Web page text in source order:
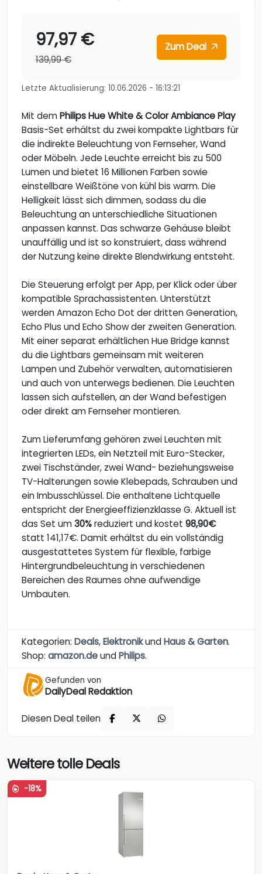
97,97 €
139,99 €
Zum Deal
Letzte Aktualisierung: 10.06.2026 - 16:13:21
Mit demPhilips Hue White & Color Ambiance Play
Basis-Set erhältst du zwei kompakte Lightbars für
die indirekte Beleuchtung von Fernseher, Wand
oder Möbeln. Jede Leuchte erreicht bis zu 500
Lumen und bietet 16 Millionen Farben sowie
einstellbare Weißtöne von kühl bis warm. Die
Helligkeit lässt sich dimmen, sodass du die
Beleuchtung an unterschiedliche Situationen
anpassen kannst. Das schwarze Gehäuse bleibt
unauffällig und ist so konstruiert, dass während
der Nutzung keine direkte Blendwirkung entsteht.
Die Steuerung erfolgt per App, per Klick oder über
kompatible Sprachassistenten. Unterstützt
werden Amazon Echo Dot der dritten Generation,
Echo Plus und Echo Show der zweiten Generation.
Mit einer separat erhältlichen Hue Bridge kannst
du die Lightbars gemeinsam mit weiteren
Lampen und Zubehör verwalten, automatisieren
und auch von unterwegs bedienen. Die Leuchten
lassen sich aufstellen, an der Wand befestigen
oder direkt am Fernseher montieren.
Zum Lieferumfang gehören zwei Leuchten mit
integrierten LEDs, ein Netzteil mit Euro-Stecker,
zwei Tischständer, zwei Wand- beziehungsweise
TV-Halterungen sowie Klebepads, Schrauben und
ein Imbusschlüssel. Die enthaltene Lichtquelle
entspricht der Energieeffizienzklasse G. Aktuell ist
das Set um30%reduziert und kostet 98,90€
statt 141,17€. Damit erhältst du ein vollständig
ausgestattetes System für flexible, farbige
Hintergrundbeleuchtung in verschiedenen
Bereichen des Raumes ohne aufwendige
Umbauten.
Kategorien: Deals,ElektronikundHaus & Garten.
Shop: amazon.deundPhilips.
Gefunden von
DailyDeal Redaktion
Diesen Deal teilen
Weitere tolle Deals
-18%